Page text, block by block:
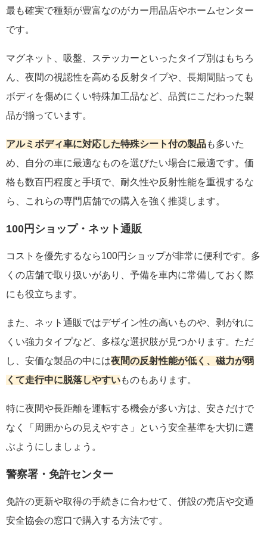
最も確実で種類が豊富なのがカー用品店やホームセンター
です。
マグネット、吸盤、ステッカーといったタイプ別はもちろ
ん、夜間の視認性を高める反射タイプや、長期間貼っても
ボディを傷めにくい特殊加工品など、品質にこだわった製
品が揃っています。
アルミボディ車に対応した特殊シート付の製品も多いた
め、自分の車に最適なものを選びたい場合に最適です。価
格も数百円程度と手頃で、耐久性や反射性能を重視するな
ら、これらの専門店舗での購入を強く推奨します。
100円ショップ・ネット通販
コストを優先するなら100円ショップが非常に便利です。多
くの店舗で取り扱いがあり、予備を車内に常備しておく際
にも役立ちます。
また、ネット通販ではデザイン性の高いものや、剥がれに
くい強力タイプなど、多様な選択肢が見つかります。ただ
し、安価な製品の中には夜間の反射性能が低く、磁力が弱
くて走行中に脱落しやすいものもあります。
特に夜間や長距離を運転する機会が多い方は、安さだけで
なく「周囲からの見えやすさ」という安全基準を大切に選
ぶようにしましょう。
警察署・免許センター
免許の更新や取得の手続きに合わせて、併設の売店や交通
安全協会の窓口で購入する方法です。